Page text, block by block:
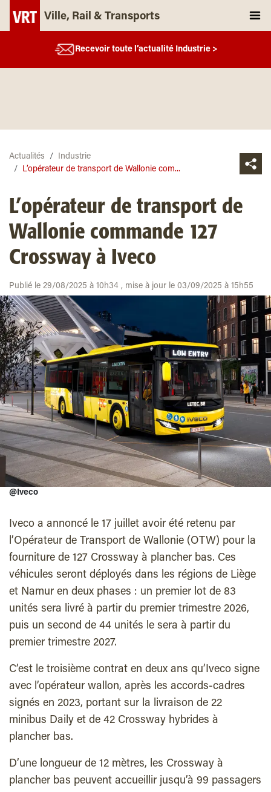
Ville, Rail & Transports
Recevoir toute l’actualité Industrie >
Actualités
Industrie
L’opérateur de transport de Wallonie com...
L’opérateur de transport de
Wallonie commande 127
Crossway à Iveco
Publié le 29/08/2025 à 10h34 , mise à jour le 03/09/2025 à 15h55
@Iveco
Iveco a annoncé le 17 juillet avoir été retenu par
l’Opérateur de Transport de Wallonie (OTW) pour la
fourniture de 127 Crossway à plancher bas. Ces
véhicules seront déployés dans les régions de Liège
et Namur en deux phases : un premier lot de 83
unités sera livré à partir du premier trimestre 2026,
puis un second de 44 unités le sera à partir du
premier trimestre 2027.
C’est le troisième contrat en deux ans qu’Iveco signe
avec l’opérateur wallon, après les accords-cadres
signés en 2023, portant sur la livraison de 22
minibus Daily et de 42 Crossway hybrides à
plancher bas.
D’une longueur de 12 mètres, les Crossway à
plancher bas peuvent accueillir jusqu’à 99 passagers